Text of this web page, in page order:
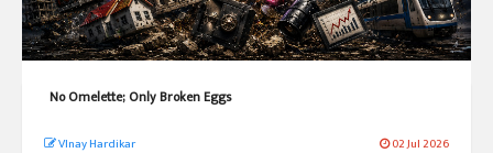
No Omelette; Only Broken Eggs
VInay Hardikar 02 Jul 2026